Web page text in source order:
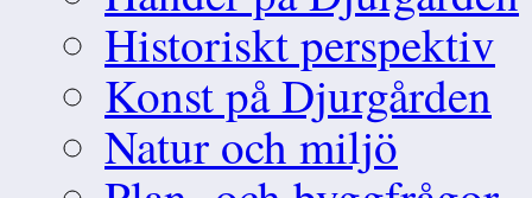
Historiskt perspektiv
Konst på Djurgården
Natur och miljö